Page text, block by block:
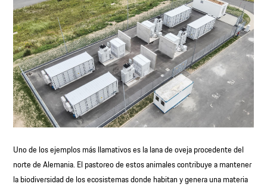
Uno de los ejemplos más llamativos es la lana de oveja procedente del
norte de Alemania. El pastoreo de estos animales contribuye a mantener
la biodiversidad de los ecosistemas donde habitan y genera una materia